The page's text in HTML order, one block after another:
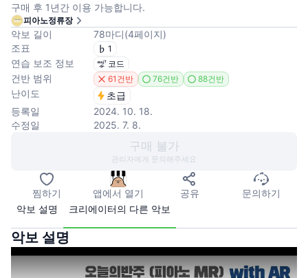
구매 후 1년간 이용 가능합니다.
피아노정류장
악보 길이 78마디(4페이지)
조표
1
연습 보조 정보 코드
건반 범위 61건반 76건반 88건반
난이도
초급
등록일
2024. 10. 18.
수정일
2025. 7. 8.
구매 불가
관리자에게 문의해주세요
찜하기 앱에서 열기 공유
문의하기
악보 설명
크리에이터의 다른 악보
악보 설명